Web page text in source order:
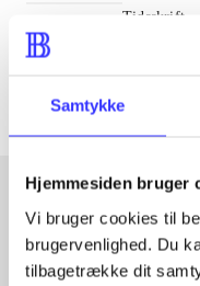
Samtykke
Hjemmesiden bruger
Vi bruger cookies til
brugervenlighed. Du
tilbagetrække dit
Tidsskrift
Artiklerne i
Artikler med
Fra